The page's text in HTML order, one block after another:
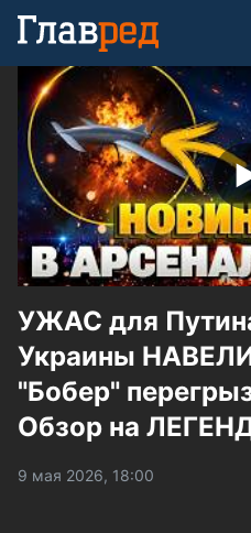
УЖАС для
Украины
"Бобер"
Обзор на
9 мая 2026, 18:00